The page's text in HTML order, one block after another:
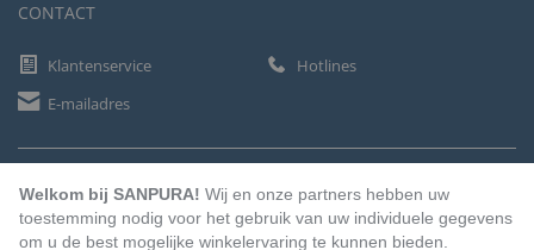
CONTACT
Klantenservice
Hotlines
E-mailadres
Welkom bij SANPURA! Wij en onze partners hebben uw
toestemming nodig voor het gebruik van uw individuele gegevens
om u de best mogelijke winkelervaring te kunnen bieden.